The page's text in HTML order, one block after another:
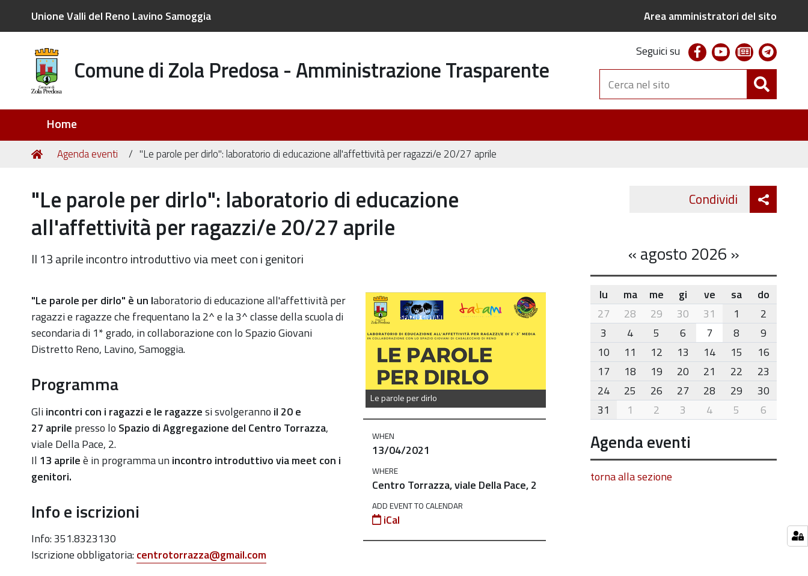
Unione Valli del Reno Lavino Samoggia Area amministratori del sito
Comune di Zola Predosa - Amministrazione Trasparente
Seguici su facebookyoutubenewsletter
Cerca
nel
sito
Home
Tu
Home
Agenda eventi "Le parole per dirlo": laboratorio di educazione all'affettività per ragazzi/e 20/27 aprile
"Le parole per dirlo": laboratorio di educazione
all'affettività per ragazzi/e 20/27 aprile
Il 13 aprile incontro introduttivo via meet con i genitori
Le parole per dirlo
https://old.comune.zolapredosa.bo.it/events/le-
parole-
per-
dirlo-
di-
educazione-
allaffettivita-
per-
ragazzi-
e-
20-
aprile
"Le
parole
per
WHEN
13/04/2021
WHERE
Centro Torrazza, viale Della Pace, 2
ADD EVENT TO CALENDAR
iCal
"Le parole per dirlo" è un laboratorio di educazione all'affettività per
ragazzi e ragazze che frequentano la 2^ e la 3^ classe della scuola di
secondaria di 1* grado, in collaborazione con loSpazio Giovani
Distretto Reno, Lavino, Samoggia.
Programma
Gliincontri con i ragazzi e le ragazzesi svolgeranno il 20 e
27 aprile presso lo Spazio di Aggregazione del Centro Torrazza,
viale Della Pace, 2.
Il 13 aprileè in programma un incontro introduttivo via meet con i
genitori.
Info e iscrizioni
Info: 351.8323130
Iscrizione obbligatoria:centrotorrazza@gmail.com
Condividi Twitter
«agosto 2026 »
month-
8
lu ma me gi ve sa
do
27
28 29 30 31 1
2
3
4 5 6 7 8
9
10
11 12 13 14 15
16
17
18 19 20 21 22
23
24
25 26 27 28 29
30
31
1 2 3 4 5 6
Agenda eventi
torna alla sezione